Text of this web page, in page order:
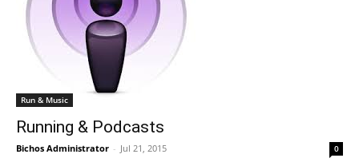
Run & Music
Running & Podcasts
Bichos Administrator - Jul 21, 2015 0